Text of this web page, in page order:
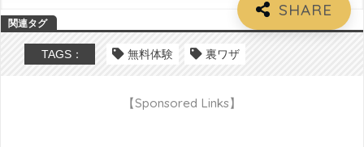
TAGS： 無料体験 裏ワザ
【Sponsored Links】